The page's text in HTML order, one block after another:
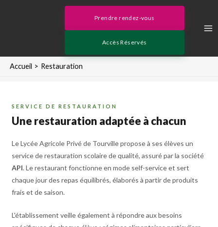
Prendre rendez-vous
Accès Réservés
Accueil Restauration
SERVICE DE RESTAURATION
Une restauration adaptée à chacun
Le Lycée Agricole Privé de Tourville propose à ses élèves un
service de restauration scolaire de qualité, assuré par la société
API. Le restaurant fonctionne en mode self-service et sert
chaque jour des repas équilibrés, élaborés à partir de produits
frais et de saison.
L'établissement veille également à répondre aux besoins